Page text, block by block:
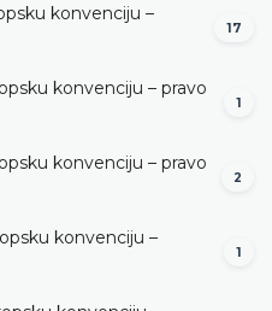
konvenciju –
17
konvenciju – pravo
1
konvenciju – pravo
2
konvenciju –
1